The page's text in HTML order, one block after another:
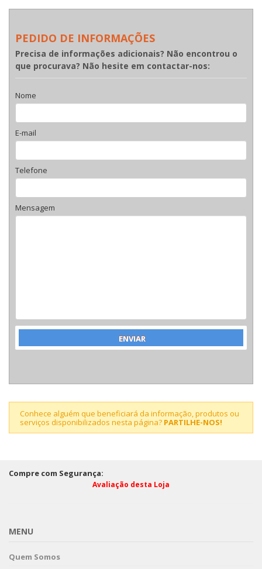
PEDIDO DE INFORMAÇÕES
Precisa de informações adicionais? Não encontrou o
que procurava? Não hesite em contactar-nos:
Nome
E-mail
Telefone
Mensagem
Conhece alguém que beneficiará da informação, produtos ou
serviços disponibilizados nesta página? PARTILHE-NOS!
Compre com Segurança:
Avaliação desta Loja
MENU
Quem Somos